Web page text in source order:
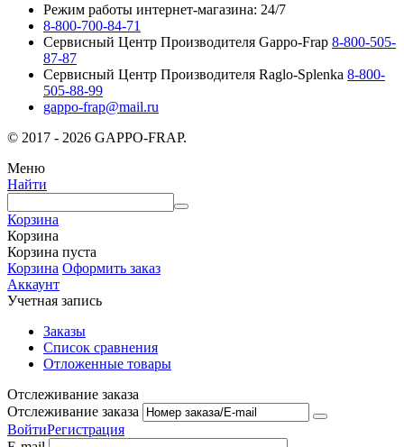
Режим работы интернет-магазина: 24/7
8-800-700-84-71
Сервисный Центр Производителя Gappo-Frap 8-800-505-
87-87
Сервисный Центр Производителя Raglo-Splenka 8-800-
505-88-99
gappo-frap@mail.ru
© 2017 - 2026 GAPPO-FRAP.
Меню
Найти
Корзина
Корзина
Корзина пуста
Корзина Оформить заказ
Аккаунт
Учетная запись
Заказы
Список сравнения
Отложенные товары
Отслеживание заказа
Отслеживание заказа
ВойтиРегистрация